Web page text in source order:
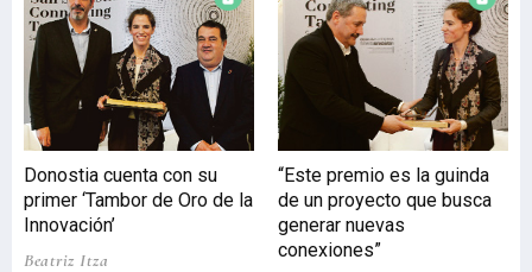
Donostia cuenta con su
primer ‘Tambor de Oro de la
Innovación’
Beatriz Itza
“Este premio es la guinda
de un proyecto que busca
generar nuevas
conexiones”